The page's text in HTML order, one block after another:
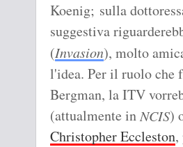
Koenig; sulla
suggestiva
(Invasion), molto
l'idea. Per il ruolo che
Bergman, la ITV
(attualmente inNCIS)
Christopher Eccleston,